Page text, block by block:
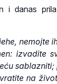
i danas
nemojte
izvadite
na